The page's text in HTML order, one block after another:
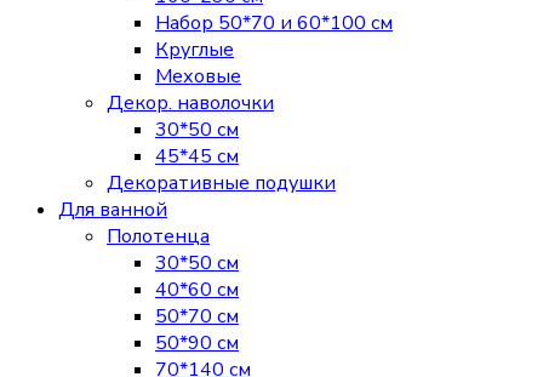
Набор 50*70 и 60*100 см
Круглые
Меховые
Декор. наволочки
30*50 см
45*45 см
Декоративные подушки
Для ванной
Полотенца
30*50 см
40*60 см
50*70 см
50*90 см
70*140 см